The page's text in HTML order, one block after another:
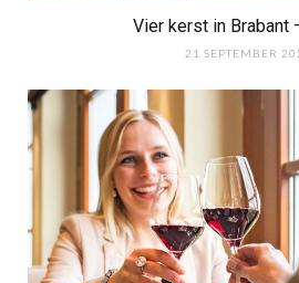
Vier kerst in Brabant
21 SEPTEMBER